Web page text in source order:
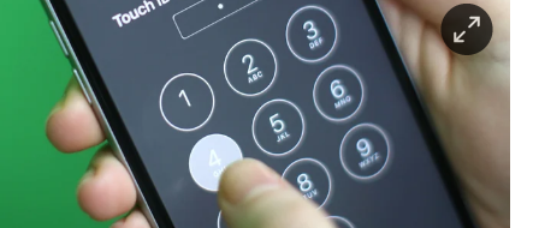
berlin
nord
wahrheit
verlag